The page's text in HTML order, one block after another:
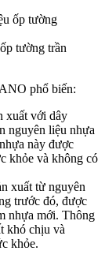
tường trần
phổ biến:
xuất với dây
nguyên liệu nhựa
này được
khỏe và không có
xuất từ nguyên
trước đó, được
nhựa mới. Thông
khó chịu và
khỏe.